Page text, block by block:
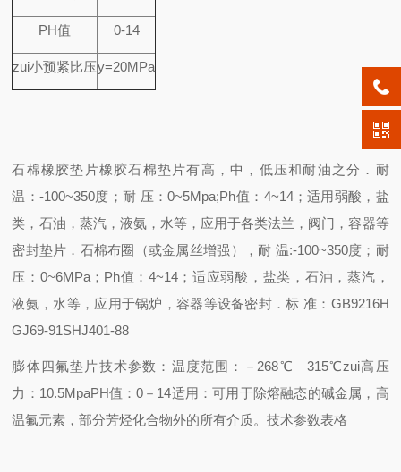
PH值 0-14
zui小预紧比压y=20MPa
石棉橡胶垫片橡胶石棉垫片有高，中，低压和耐油之分．耐
温：-100~350度；耐 压：0~5Mpa;Ph值：4~14；适用弱酸，盐
类，石油，蒸汽，液氨，水等，应用于各类法兰，阀门，容器等
密封垫片．石棉布圈（或金属丝增强），耐 温:-100~350度；耐
压：0~6MPa；Ph值：4~14；适应弱酸，盐类，石油，蒸汽，
液氨，水等，应用于锅炉，容器等设备密封．标 准：GB9216H
GJ69-91SHJ401-88
膨体四氟垫片技术参数： 温度范围：－268℃—315℃zui高压
力：10.5MpaPH值：0－14适用：可用于除熔融态的碱金属，高
温氟元素，部分芳烃化合物外的所有介质。技术参数表格